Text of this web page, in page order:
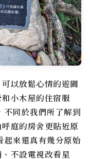
以放鬆心情的遊園
小木屋的住宿服
不同於我們所了解到
庭的房舍更貼近原
起來還真有幾分原始
不設電視改看星